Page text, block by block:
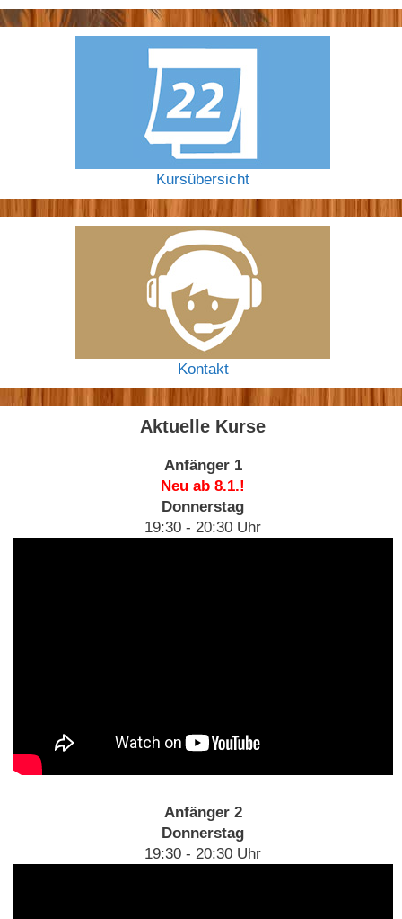
Kursübersicht
Kontakt
Aktuelle Kurse
Anfänger 1
Neu ab 8.1.!
Donnerstag
19:30 - 20:30 Uhr
Anfänger 2
Donnerstag
19:30 - 20:30 Uhr